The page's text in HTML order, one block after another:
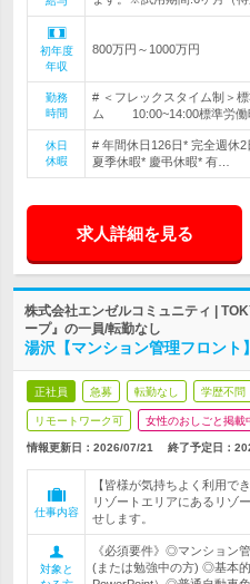
初年度
年収
800万円～1000万円
勤務
時間
# ＜フレックスタイム制＞
ム 10:00~14:00標準労働
休日
休暇
# 年間休日126日* 完全週休
夏季休暇* 慶弔休暇* 有…
求人詳細を見る
株式会社エンゼルコミュニティ |
ープ』の一員/転勤なし
湯沢【マンション管理フロント
正社員 急募 転勤なし 学歴不問
リモートワーク可 女性のおしごと掲載
情報更新日：2026/07/21 終了予定日：
仕事内容
【皆様が気持ちよく利用で
リゾートエリアにあるリゾ
せします。
対象と
《必須要件》◎マンション
(または勉強中の方) ◎基本的